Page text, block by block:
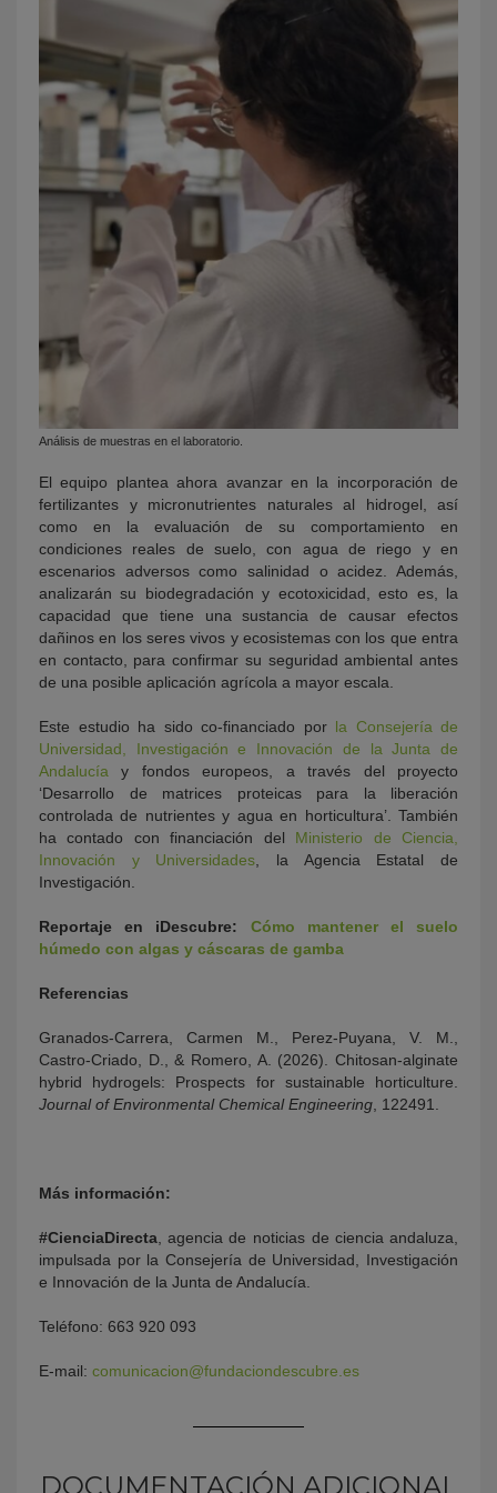
Análisis de muestras en el laboratorio.
El equipo plantea ahora avanzar en la incorporación de
fertilizantes y micronutrientes naturales al hidrogel, así
como en la evaluación de su comportamiento en
condiciones reales de suelo, con agua de riego y en
escenarios adversos como salinidad o acidez. Además,
analizarán su biodegradación y ecotoxicidad, esto es, la
capacidad que tiene una sustancia de causar efectos
dañinos en los seres vivos y ecosistemas con los que entra
en contacto, para confirmar su seguridad ambiental antes
de una posible aplicación agrícola a mayor escala.
Este estudio ha sido co-financiado por la Consejería de
Universidad, Investigación e Innovación de la Junta de
Andalucía y fondos europeos, a través del proyecto
‘Desarrollo de matrices proteicas para la liberación
controlada de nutrientes y agua en horticultura’. También
ha contado con financiación del Ministerio de Ciencia,
Innovación y Universidades , la Agencia Estatal de
Investigación.
Reportaje en iDescubre: Cómo mantener el suelo
húmedo con algas y cáscaras de gamba
Referencias
Granados-Carrera, Carmen M., Perez-Puyana, V. M.,
Castro-Criado, D., & Romero, A. (2026). Chitosan-alginate
hybrid hydrogels: Prospects for sustainable horticulture.
Journal of Environmental Chemical Engineering , 122491.
Más información:
#CienciaDirecta , agencia de noticias de ciencia andaluza,
impulsada por la Consejería de Universidad, Investigación
e Innovación de la Junta de Andalucía.
Teléfono: 663 920 093
E-mail: comunicacion@fundaciondescubre.es
DOCUMENTACIÓN ADICIONAL